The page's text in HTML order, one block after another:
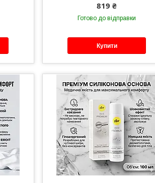
819 ₴
Готово до відправки
Купити